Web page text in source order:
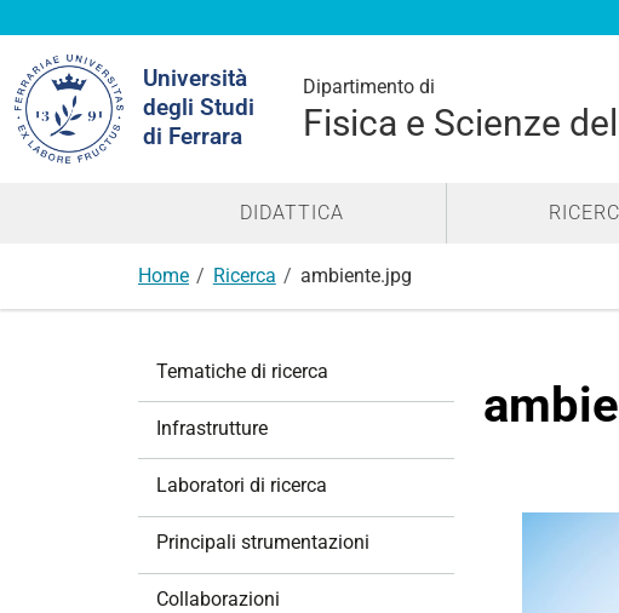
Università
degli Studi
di Ferrara
Dipartimento di
Fisica e Scienze
nel
sito
DIDATTICA
Home Ricerca ambiente.jpg
Tematiche di ricerca
Infrastrutture
Laboratori di ricerca
Principali strumentazioni
Collaborazioni